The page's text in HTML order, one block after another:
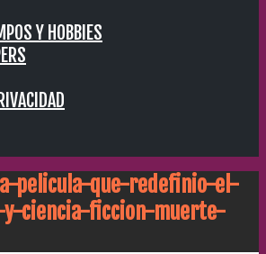
Y HOBBIES
pelicula-que-redefinio-el-
y-ciencia-ficcion-muerte-